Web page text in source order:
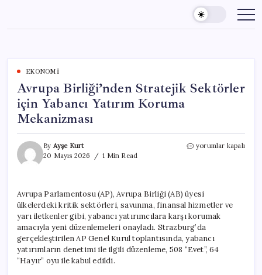
content
EKONOMI
Avrupa Birliği’nden Stratejik Sektörler
için Yabancı Yatırım Koruma
Mekanizması
By Ayşe Kurt
20 Mayıs 2026
1 Min Read
Avrupa
Yabancı
Yatırım
Koruma
Mekanizması
yorumlar kapalı
Avrupa Parlamentosu (AP), Avrupa Birliği (AB) üyesi
ülkelerdeki kritik sektörleri, savunma, finansal hizmetler ve
yarı iletkenler gibi, yabancı yatırımcılara karşı korumak
amacıyla yeni düzenlemeleri onayladı. Strazburg’da
gerçekleştirilen AP Genel Kurul toplantısında, yabancı
yatırımların denetimi ile ilgili düzenleme, 508 “Evet”, 64
“Hayır” oyu ile kabul edildi.